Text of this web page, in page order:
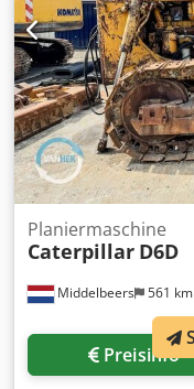
Middelbeers 561 km
Planiermaschine
Caterpillar D6D
Preisinfo